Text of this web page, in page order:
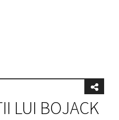
LUI BOJACK